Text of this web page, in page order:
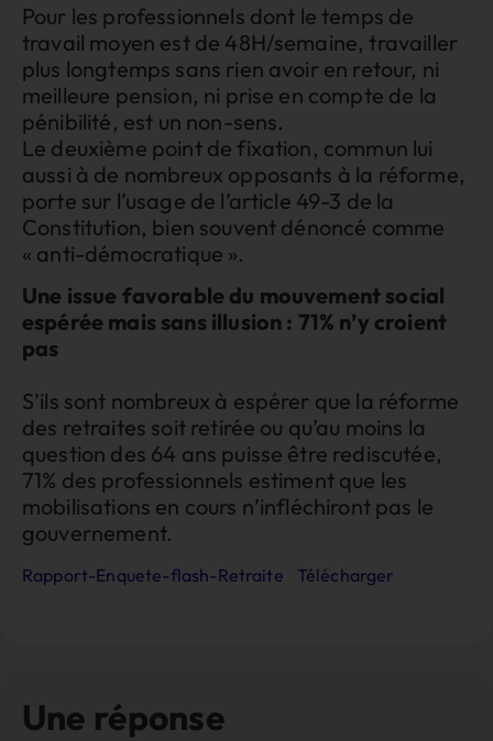
Pour les professionnels dont le temps de
travail moyen est de 48H/semaine, travailler
plus longtemps sans rien avoir en retour, ni
meilleure pension, ni prise en compte de la
pénibilité, est un non-sens.
Le deuxième point de fixation, commun lui
aussi à de nombreux opposants à la réforme,
porte sur l’usage de l’article 49-3 de la
Constitution, bien souvent dénoncé comme
« anti-démocratique ».
Une issue favorable du mouvement social
espérée mais sans illusion : 71% n’y croient
pas
S’ils sont nombreux à espérer que la réforme
des retraites soit retirée ou qu’au moins la
question des 64 ans puisse être rediscutée,
71% des professionnels estiment que les
mobilisations en cours n’infléchiront pas le
gouvernement.
Rapport-Enquete-flash-Retraite Télécharger
Une réponse